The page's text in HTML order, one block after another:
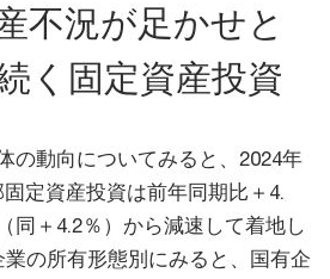
不況が足かせと
く固定資産投資
の動向についてみると、2024年
定資産投資は前年同期比＋4.
同＋4.2％）から減速して着地し
の所有形態別にみると、国有企